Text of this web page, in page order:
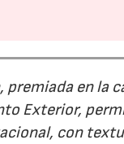
premiada en la
Exterior,
con